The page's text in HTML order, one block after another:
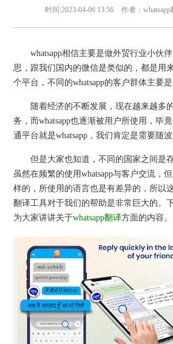
时间:2023-04-06 13:56 作者：whatsapp
whatsapp相信主要是做外贸行业小伙
思，跟我们国内的微信是类似的，都是用
个平台，不同的whatsapp的客户群体主要
随着经济的不断发展，现在越来越多
务，而whatsapp也逐渐被用户所使用，毕
通平台就是whatsapp，我们肯定是需要随波
但是大家也知道，不同的国家之间是
虽然在频繁的使用whatsapp与客户交流，
样的，所使用的语言也是有差异的，所以
翻译工具对于我们的帮助是非常巨大的。
为大家讲讲关于whatsapp翻译方面的内容。